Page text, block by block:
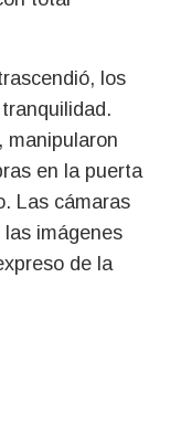
los
manipularon
en la puerta
Las cámaras
imágenes
de la